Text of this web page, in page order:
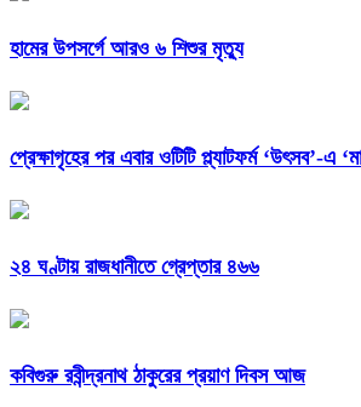
হামের উপসর্গে আরও ৬ শিশুর মৃত্যু
প্রেক্ষাগৃহের পর এবার ওটিটি প্ল্যাটফর্ম ‘উৎসব’-এ
২৪ ঘণ্টায় রাজধানীতে গ্রেপ্তার ৪৬৬
কবিগুরু রবীন্দ্রনাথ ঠাকুরের প্রয়াণ দিবস আজ